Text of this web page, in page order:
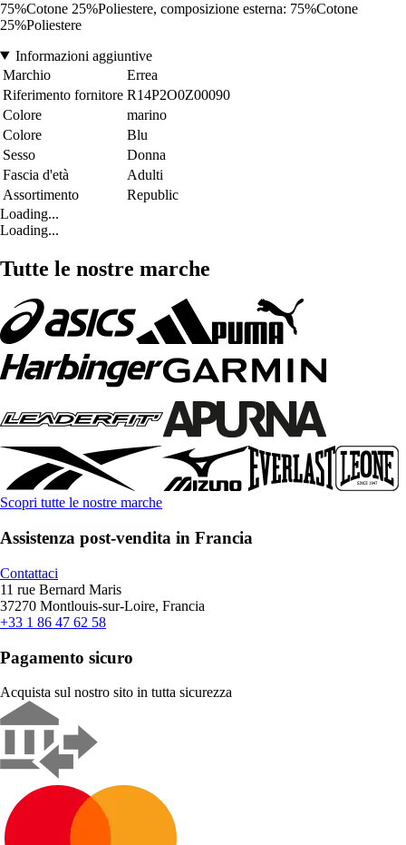
75%Cotone 25%Poliestere, composizione esterna: 75%Cotone
25%Poliestere
Informazioni aggiuntive
Marchio
Errea
Riferimento fornitore R14P2O0Z00090
Colore
marino
Colore
Blu
Sesso
Donna
Fascia d'età
Adulti
Assortimento
Republic
Loading...
Loading...
Tutte le nostre marche
Scopri tutte le nostre marche
Assistenza post-vendita in Francia
Contattaci
11 rue Bernard Maris
37270 Montlouis-sur-Loire, Francia
+33 1 86 47 62 58
Pagamento sicuro
Acquista sul nostro sito in tutta sicurezza